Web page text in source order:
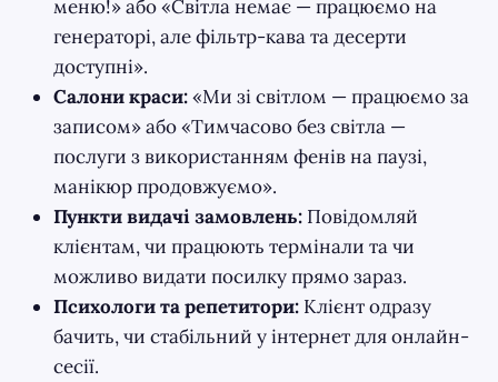
меню!» або «Світла немає — працюємо на
генераторі, але фільтр-кава та десерти
доступні».
Салони краси:«Ми зі світлом — працюємо за
записом» або «Тимчасово без світла —
послуги з використанням фенів на паузі,
манікюр продовжуємо».
Пункти видачі замовлень: Повідомляй
клієнтам, чи працюють термінали та чи
можливо видати посилку прямо зараз.
Психологи та репетитори: Клієнт одразу
бачить, чи стабільний у інтернет для онлайн-
сесії.